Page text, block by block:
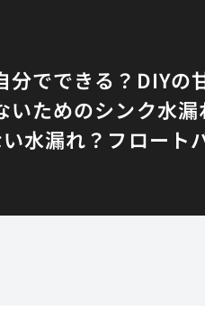
分でできる？DIYの
いためのシンク水
い水漏れ？フロート